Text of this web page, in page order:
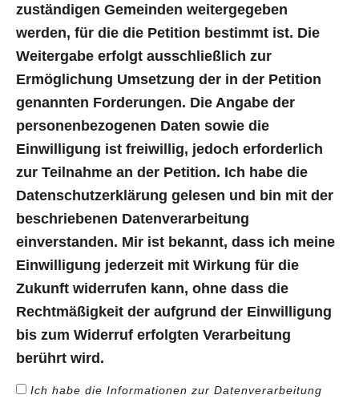
zuständigen Gemeinden weitergegeben
werden, für die die Petition bestimmt ist. Die
Weitergabe erfolgt ausschließlich zur
Ermöglichung Umsetzung der in der Petition
genannten Forderungen. Die Angabe der
personenbezogenen Daten sowie die
Einwilligung ist freiwillig, jedoch erforderlich
zur Teilnahme an der Petition. Ich habe die
Datenschutzerklärung gelesen und bin mit der
beschriebenen Datenverarbeitung
einverstanden. Mir ist bekannt, dass ich meine
Einwilligung jederzeit mit Wirkung für die
Zukunft widerrufen kann, ohne dass die
Rechtmäßigkeit der aufgrund der Einwilligung
bis zum Widerruf erfolgten Verarbeitung
berührt wird.
Ich habe die Informationen zur Datenverarbeitung